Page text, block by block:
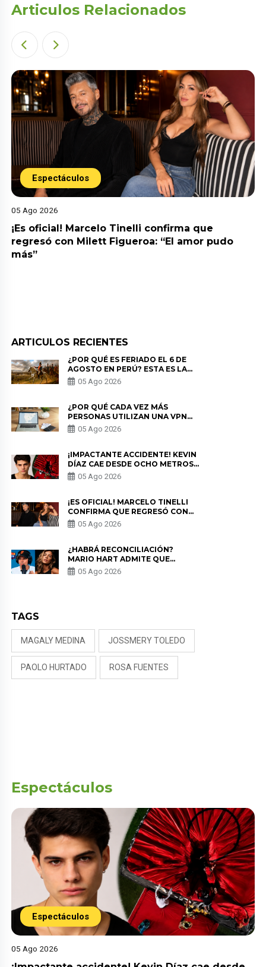
Articulos Relacionados
Espectáculos
05 Ago 2026
¡Es oficial! Marcelo Tinelli confirma que
regresó con Milett Figueroa: “El amor pudo
más”
ARTICULOS RECIENTES
¿POR QUÉ ES FERIADO EL 6 DE
AGOSTO EN PERÚ? ESTA ES LA
HISTORIA
05 Ago 2026
¿POR QUÉ CADA VEZ MÁS
PERSONAS UTILIZAN UNA VPN
PARA PROTEGER SU
PRIVACIDAD?
05 Ago 2026
¡IMPACTANTE ACCIDENTE! KEVIN
DÍAZ CAE DESDE OCHO METROS
EN “ESTO ES GUERRA” Y GENERA
PREOCUPACIÓN
05 Ago 2026
¡ES OFICIAL! MARCELO TINELLI
CONFIRMA QUE REGRESÓ CON
MILETT FIGUEROA: “EL AMOR
PUDO MÁS”
05 Ago 2026
¿HABRÁ RECONCILIACIÓN?
MARIO HART ADMITE QUE
PODRÍA VOLVER CON KORINA
RIVADENEIRA: “NO LE CERRARÍA
05 Ago 2026
TAGS
MAGALY MEDINA JOSSMERY TOLEDO
PAOLO HURTADO ROSA FUENTES
Espectáculos
Espectáculos
05 Ago 2026